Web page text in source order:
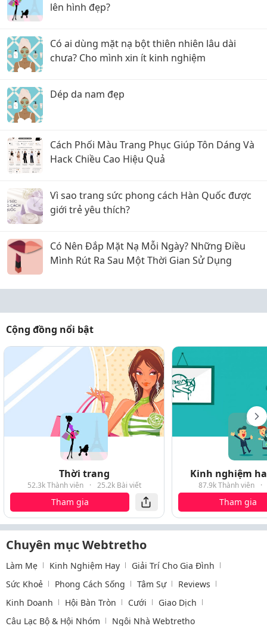
lên hình đẹp?
Có ai dùng mặt nạ bột thiên nhiên lâu dài
chưa? Cho mình xin ít kinh nghiệm
Dép da nam đẹp
Cách Phối Màu Trang Phục Giúp Tôn Dáng Và
Hack Chiều Cao Hiệu Quả
Vì sao trang sức phong cách Hàn Quốc được
giới trẻ yêu thích?
Có Nên Đắp Mặt Nạ Mỗi Ngày? Những Điều
Mình Rút Ra Sau Một Thời Gian Sử Dụng
Cộng đồng nổi bật
Thời trang
52.3k Thành viên · 25.2k Bài viết
Tham gia
Kinh nghiệm
87.9k Thành viên ·
Tham gia
Chuyên mục Webtretho
Làm Mẹ Kinh Nghiệm Hay
Giải Trí Cho Gia Đình
Sức Khoẻ
Phong Cách Sống Tâm Sự
Reviews
Kinh Doanh
Hội Bàn Tròn Cưới
Giao Dịch
Câu Lạc Bộ & Hội Nhóm
Ngôi Nhà Webtretho